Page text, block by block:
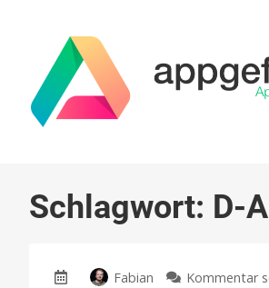
Schlagwort: D-
Fabian Kommentar